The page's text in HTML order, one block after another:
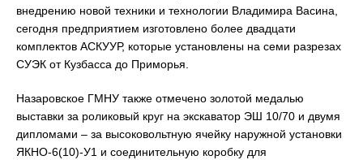
внедрению новой техники и технологии Владимира Васина,
сегодня предприятием изготовлено более двадцати
комплектов АСКУУР, которые установлены на семи разрезах
СУЭК от Кузбасса до Приморья.
Назаровское ГМНУ также отмечено золотой медалью
выставки за роликовый круг на экскаватор ЭШ 10/70 и двумя
дипломами – за высоковольтную ячейку наружной установки
ЯКНО-6(10)-У1 и соединительную коробку для